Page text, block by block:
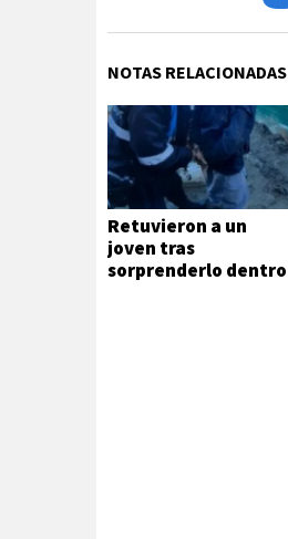
NOTAS RELACIONADAS
Retuvieron a un
joven tras
sorprenderlo dentro